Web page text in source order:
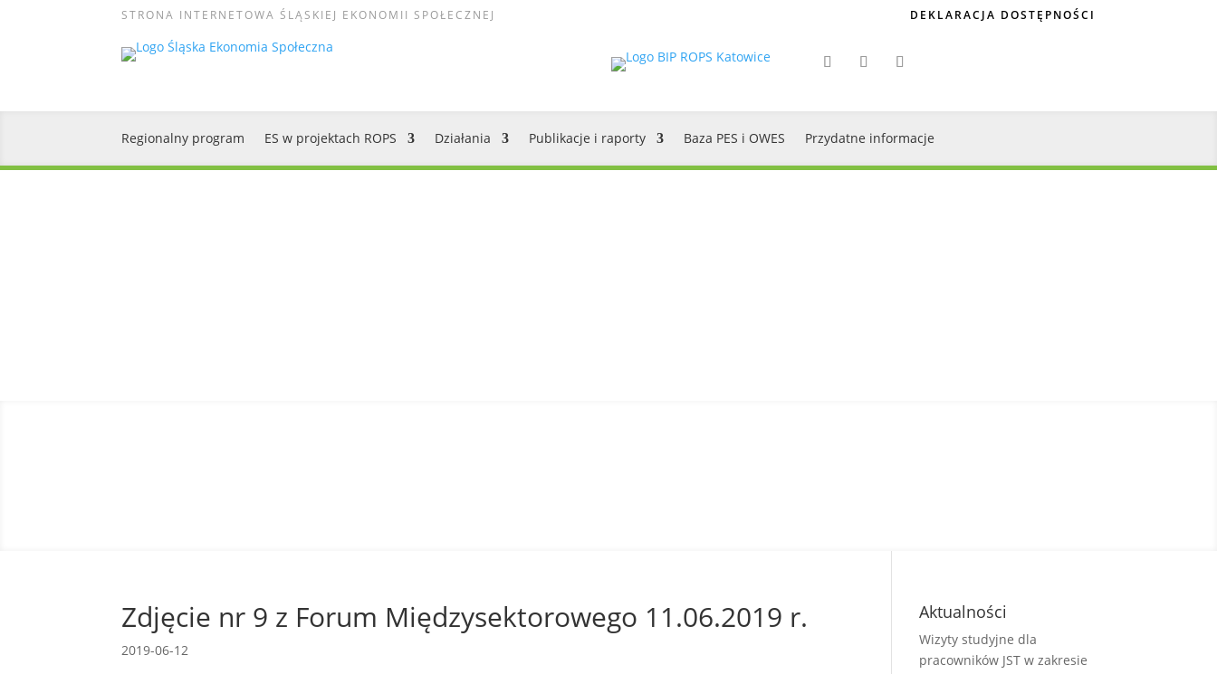
STRONA INTERNETOWA ŚLĄSKIEJ EKONOMII SPOŁECZNEJ DEKLARACJA DOSTĘPNOŚCI
Regionalny program ES w projektach ROPS Działania Publikacje i raporty Baza PES i OWES Przydatne informacje
Zdjęcie nr 9 z Forum Międzysektorowego 11.06.2019 r.
2019-06-12
Aktualności
Wizyty studyjne dla
pracowników JST w zakresie